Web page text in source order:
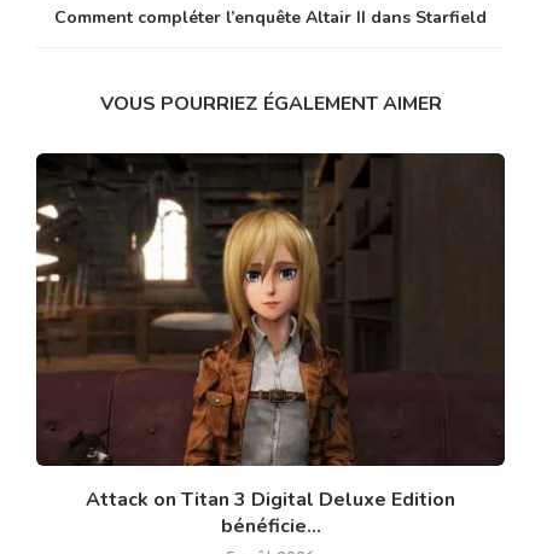
Comment compléter l’enquête Altair II dans Starfield
VOUS POURRIEZ ÉGALEMENT AIMER
Attack on Titan 3 Digital Deluxe Edition
bénéficie...